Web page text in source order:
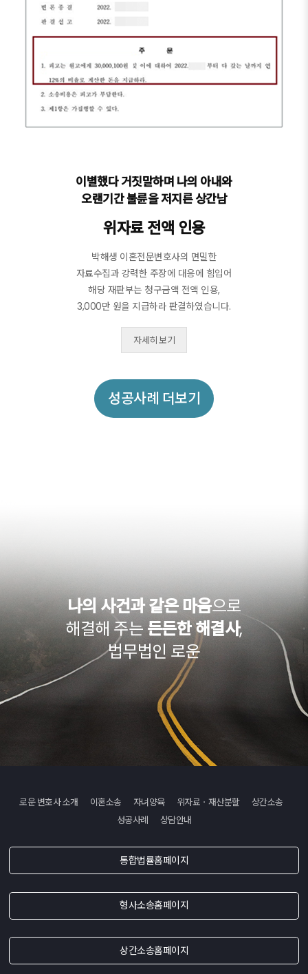
이별했다 거짓말하며 나의 아내와
오랜기간 불륜을 저지른 상간남
위자료 전액 인용
박해생 이혼전문변호사​의 면밀한
자료수집과 강력한 주장에 대응에 힘입어
해당 재판부는 청구금액 전액 인용,
3,000만 원을 지급하라 판결하였습니다.
자세히 보기
성공사례 더보기
나의 사건과 같은 마음으로
해결해 주는든든한 해결사,
법무법인 로운
로운 변호사 소개 이혼소송 자녀양육 위자료ㆍ재산분할
상간소송
성공사례
상담안내
통합법률홈페이지
형사소송홈페이지
상간소송홈페이지